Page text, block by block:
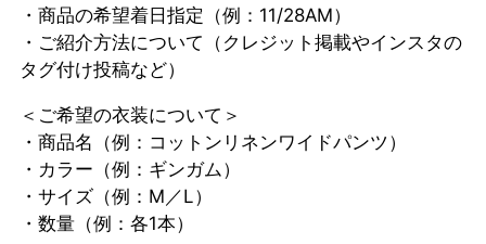
・商品の希望着日指定（例：11/28AM）
・ご紹介方法について（クレジット掲載やインスタの
タグ付け投稿など）
＜ご希望の衣装について＞
・商品名（例：コットンリネンワイドパンツ）
・カラー（例：ギンガム）
・サイズ（例：M／L）
・数量（例：各1本）